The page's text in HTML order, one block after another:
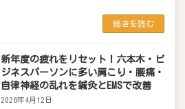
続きを読む
新年度の疲れをリセット！六本木・ビ
ジネスパーソンに多い肩こり・腰痛・
自律神経の乱れを鍼灸とEMSで改善
2026年4月12日